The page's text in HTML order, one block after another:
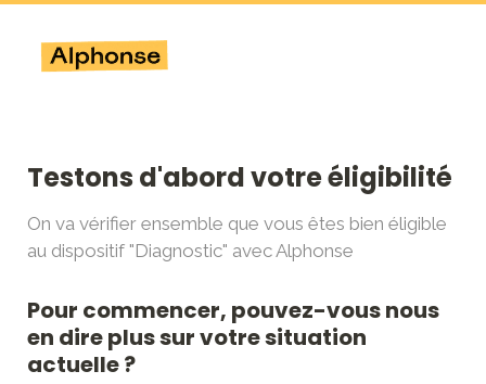
Testons d'abord votre éligibilité
On va vérifier ensemble que vous êtes bien éligible
au dispositif "Diagnostic" avec Alphonse
Pour commencer, pouvez-vous nous
en dire plus sur votre situation
actuelle ?